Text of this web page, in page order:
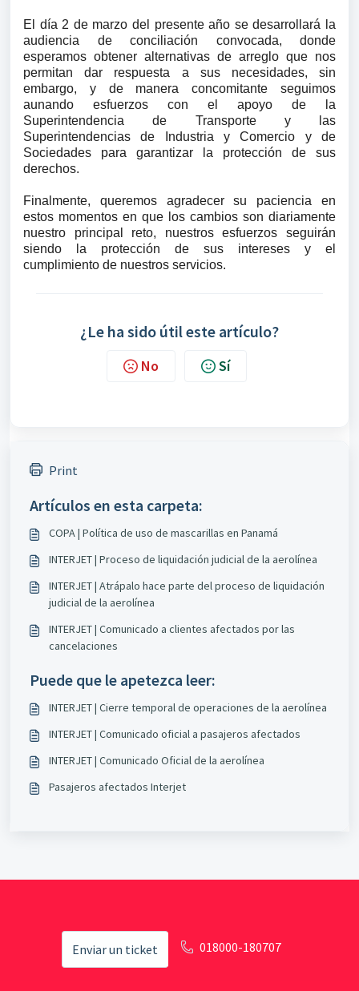
El día 2 de marzo del presente año se desarrollará la
audiencia de conciliación convocada, donde
esperamos obtener alternativas de arreglo que nos
permitan dar respuesta a sus necesidades, sin
embargo, y de manera concomitante seguimos
aunando esfuerzos con el apoyo de la
Superintendencia de Transporte y las
Superintendencias de Industria y Comercio y de
Sociedades para garantizar la protección de sus
derechos.
Finalmente, queremos agradecer su paciencia en
estos momentos en que los cambios son diariamente
nuestro principal reto, nuestros esfuerzos seguirán
siendo la protección de sus intereses y el
cumplimiento de nuestros servicios.
¿Le ha sido útil este artículo?
No Sí
Print
Artículos en esta carpeta:
COPA | Política de uso de mascarillas en Panamá
INTERJET | Proceso de liquidación judicial de la aerolínea
INTERJET | Atrápalo hace parte del proceso de liquidación
judicial de la aerolínea
INTERJET | Comunicado a clientes afectados por las
cancelaciones
Puede que le apetezca leer:
INTERJET | Cierre temporal de operaciones de la aerolínea
INTERJET | Comunicado oficial a pasajeros afectados
INTERJET | Comunicado Oficial de la aerolínea
Pasajeros afectados Interjet
Enviar un ticket 018000-180707